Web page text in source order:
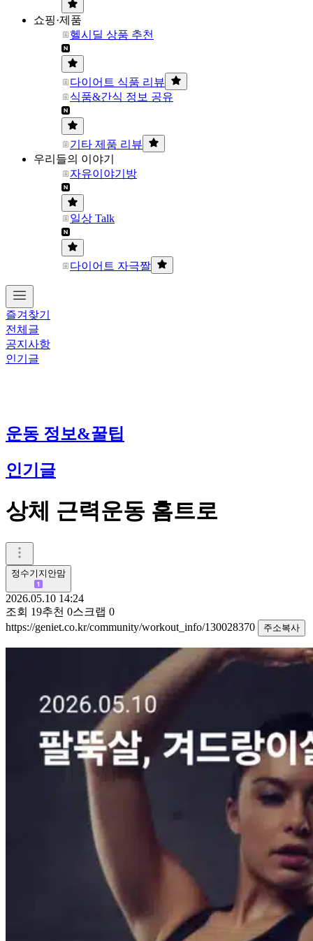
쇼핑·제품
헬시딜 상품 추천
다이어트 식품 리뷰
식품&간식 정보 공유
기타 제품 리뷰
우리들의 이야기
자유이야기방
일상 Talk
다이어트 자극짤
즐겨찾기
전체글
공지사항
인기글
운동 정보&꿀팁
인기글
상체 근력운동 홈트로
정수기지안맘
2026.05.10 14:24
조회 19추천 0스크랩 0
https://geniet.co.kr/community/workout_info/130028370
주소복사